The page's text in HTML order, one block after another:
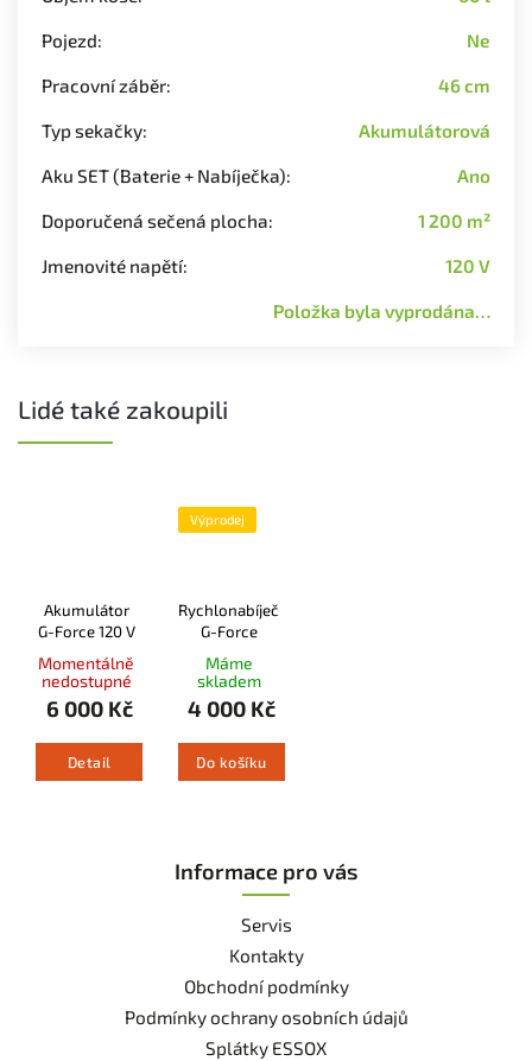
Pojezd: Ne
Pracovní záběr: 46 cm
Typ sekačky: Akumulátorová
Aku SET (Baterie + Nabíječka): Ano
Doporučená sečená plocha: 1 200 m²
Jmenovité napětí: 120 V
Položka byla vyprodána…
Lidé také zakoupili
Akumulátor
G-Force 120 V
Momentálně
nedostupné
6 000 Kč
Detail
Výprodej
Rychlonabíječka
G-Force
Máme
skladem
4 000 Kč
Do košíku
Informace pro vás
Servis
Kontakty
Obchodní podmínky
Podmínky ochrany osobních údajů
Splátky ESSOX